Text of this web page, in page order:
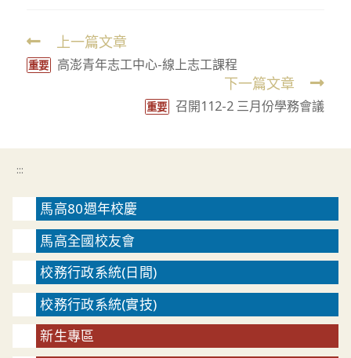
Read
more
上一篇文章
重要 高澎青年志工中心-線上志工課程
下一篇文章
重要 召開112-2 三月份學務會議
:::
馬高80週年校慶
馬高全國校友會
校務行政系統(日間)
校務行政系統(實技)
新生專區